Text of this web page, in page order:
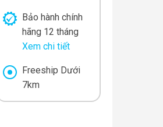
Bảo hành chính
hãng 12 tháng
Xem chi tiết
Freeship Dưới
7km